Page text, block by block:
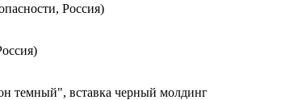
Россия)
темный", вставка черный молдинг